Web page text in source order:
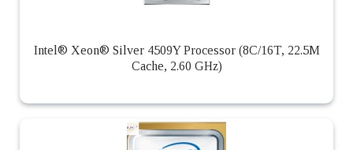
Intel® Xeon® Silver 4509Y Processor (8C/16T, 22.5M
Cache, 2.60 GHz)